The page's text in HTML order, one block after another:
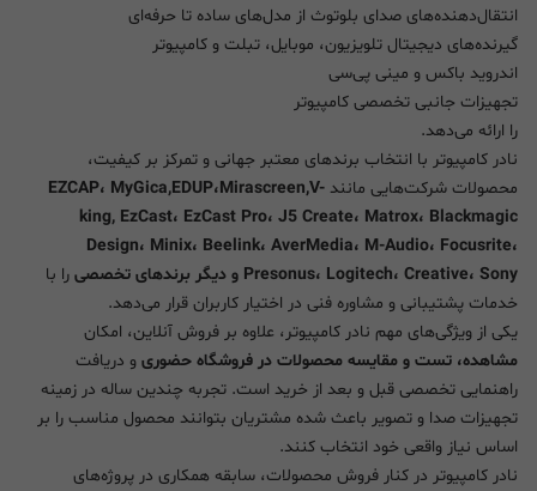
انتقال‌دهنده‌های صدای بلوتوث از مدل‌های ساده تا حرفه‌ای
گیرنده‌های دیجیتال تلویزیون، موبایل، تبلت و کامپیوتر
اندروید باکس و مینی پی‌سی
تجهیزات جانبی تخصصی کامپیوتر
را ارائه می‌دهد.
نادر کامپیوتر با انتخاب برندهای معتبر جهانی و تمرکز بر کیفیت،
محصولات شرکت‌هایی مانند EZCAP، MyGica,EDUP،Mirascreen,V-
king, EzCast، EzCast Pro، J5 Create، Matrox، Blackmagic
Design، Minix، Beelink، AverMedia، M-Audio، Focusrite،
Presonus، Logitech، Creative، Sony و دیگر برندهای تخصصی
را با
خدمات پشتیبانی و مشاوره فنی در اختیار کاربران قرار می‌دهد.
یکی از ویژگی‌های مهم نادر کامپیوتر، علاوه بر فروش آنلاین، امکان
مشاهده، تست و مقایسه محصولات در فروشگاه حضوری و دریافت
راهنمایی تخصصی قبل و بعد از خرید است. تجربه چندین ساله در زمینه
تجهیزات صدا و تصویر باعث شده مشتریان بتوانند محصول مناسب را بر
اساس نیاز واقعی خود انتخاب کنند.
نادر کامپیوتر در کنار فروش محصولات، سابقه همکاری در پروژه‌های